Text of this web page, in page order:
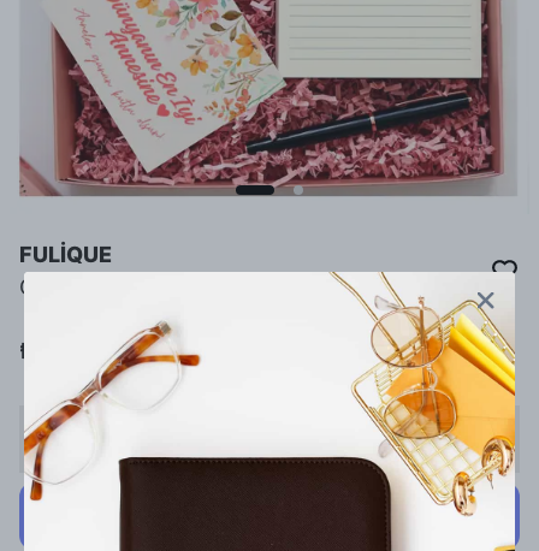
FULİQUE
Canım Anneme Hediye Kutusu
₺ 1,100.00
Stoğa Gelince Haber Ver